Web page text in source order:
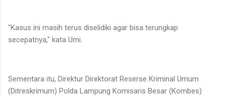
"Kasus ini masih terus diselidiki agar bisa terungkap
secepatnya," kata Umi.
Sementara itu, Direktur Direktorat Reserse Kriminal Umum
(Ditreskrimum) Polda Lampung Komisaris Besar (Kombes)